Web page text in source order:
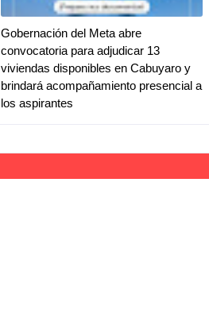
Gobernación del Meta abre
convocatoria para adjudicar 13
viviendas disponibles en Cabuyaro y
brindará acompañamiento presencial a
los aspirantes